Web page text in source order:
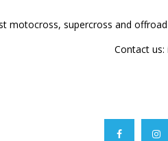
motocross, supercross and
Contact us: